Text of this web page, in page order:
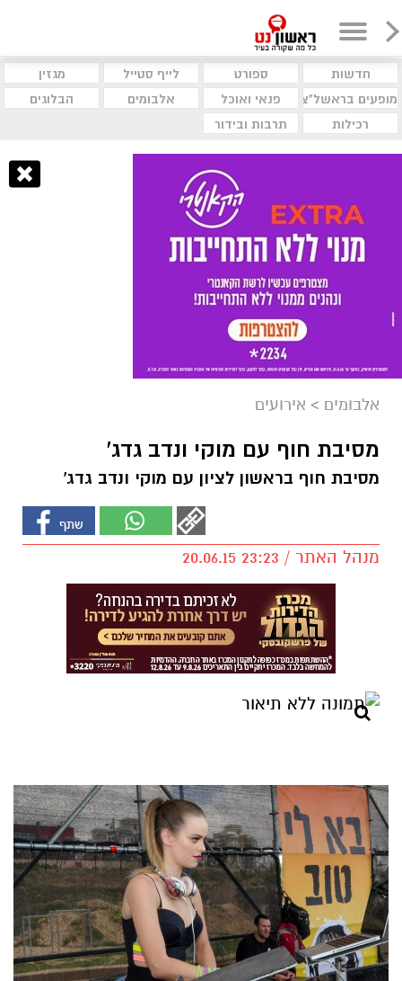
חדשות ספורט לייף סטייל
מגזין
מופעים בראשל"צ
פנאי ואוכל אלבומים
הבלוגים
רכילות
תרבות ובידור
אלבומים > אירועים
מסיבת חוף עם מוקי ונדב גדג'
מסיבת חוף בראשון לציון עם מוקי ונדב גדג'
מנהל האתר / 23:23 20.06.15